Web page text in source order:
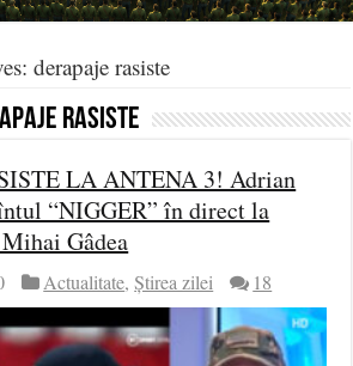
derapaje rasiste
rasiste
LA ANTENA 3! Adrian
“NIGGER” în direct la
Gâdea
Actualitate,Știrea zilei 18